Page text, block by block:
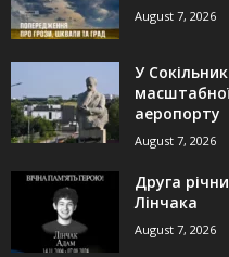
August 7, 2026
У
аеропорту
August 7, 2026
Друга
Лінчака
August 7, 2026